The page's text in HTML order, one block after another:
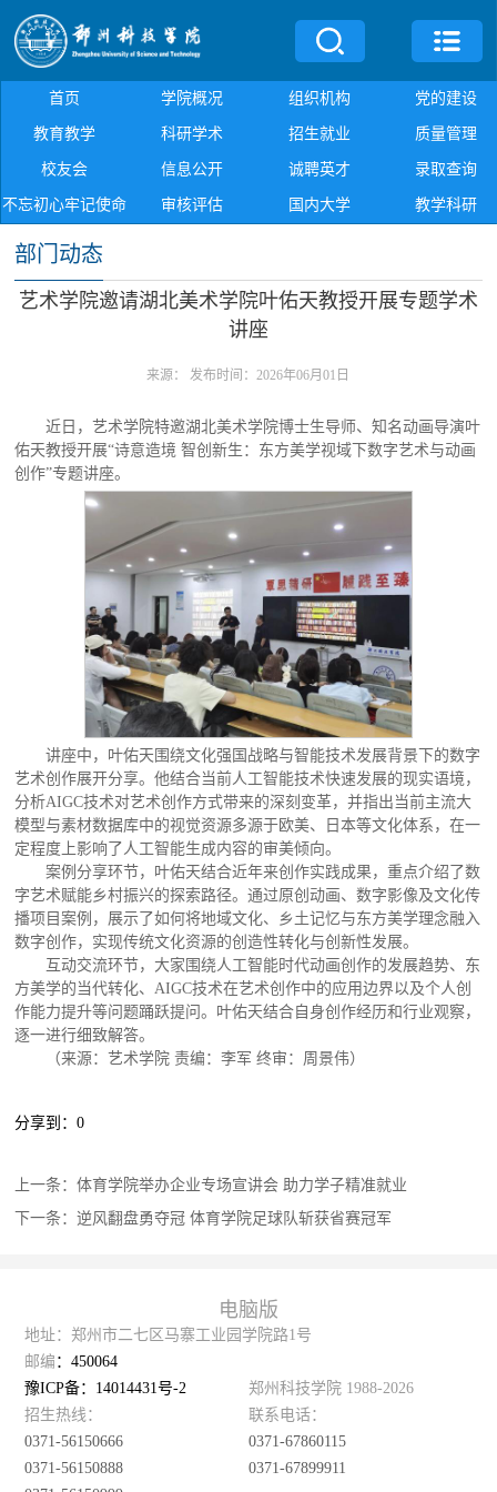
首页 学院概况 组织机构 党的建设
教育教学 科研学术 招生就业 质量管理
校友会 信息公开 诚聘英才 录取查询
不忘初心牢记使命 审核评估 国内大学 教学科研
部门动态
艺术学院邀请湖北美术学院叶佑天教授开展专题学术
讲座
来源： 发布时间：2026年06月01日
近日，艺术学院特邀湖北美术学院博士生导师、知名动画导演叶
佑天教授开展“诗意造境 智创新生：东方美学视域下数字艺术与动画
创作”专题讲座。
讲座中，叶佑天围绕文化强国战略与智能技术发展背景下的数字
艺术创作展开分享。他结合当前人工智能技术快速发展的现实语境，
分析AIGC技术对艺术创作方式带来的深刻变革，并指出当前主流大
模型与素材数据库中的视觉资源多源于欧美、日本等文化体系，在一
定程度上影响了人工智能生成内容的审美倾向。
案例分享环节，叶佑天结合近年来创作实践成果，重点介绍了数
字艺术赋能乡村振兴的探索路径。通过原创动画、数字影像及文化传
播项目案例，展示了如何将地域文化、乡土记忆与东方美学理念融入
数字创作，实现传统文化资源的创造性转化与创新性发展。
互动交流环节，大家围绕人工智能时代动画创作的发展趋势、东
方美学的当代转化、AIGC技术在艺术创作中的应用边界以及个人创
作能力提升等问题踊跃提问。叶佑天结合自身创作经历和行业观察，
逐一进行细致解答。
（来源：艺术学院 责编：李军 终审：周景伟）
分享到：0
上一条：体育学院举办企业专场宣讲会 助力学子精准就业
下一条：逆风翻盘勇夺冠 体育学院足球队斩获省赛冠军
电脑版
地址：郑州市二七区马寨工业园学院路1号
邮编 ：450064
豫ICP备：14014431号-2
招生热线：
0371-56150666
0371-56150888
郑州科技学院 1988-2026
联系电话：
0371-67860115
0371-67899911